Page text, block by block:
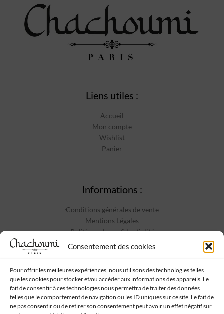
Consentement des cookies
Pour offrir les meilleures expériences, nous utilisons des technologies telles
que les cookies pour stocker et/ou accéder aux informations des appareils. Le
fait de consentir à ces technologies nous permettra de traiter des données
telles que le comportement de navigation ou les ID uniques sur ce site. Le fait de
ne pas consentir ou de retirer son consentement peut avoir un effet négatif sur
Liens utiles :
Accueil
Mon compte
Wishlist
Panier
Informations :
Conditions générales de vente
Mentions Légales
Politique de confidentialité
Contact
Suivez-nous :